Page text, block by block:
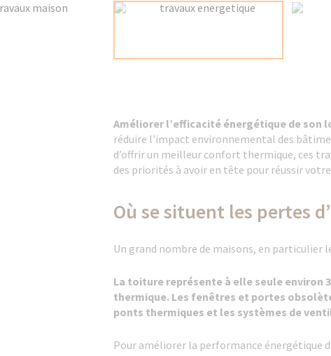
Améliorer l’efficacité énergétique de son
réduire l’impact environnemental des
d’offrir un meilleur confort thermique, ces
des priorités à avoir en tête pour réussir votre
Où se situent les pertes
Un grand nombre de maisons, en particulier
La toiture représente à elle seule environ
thermique. Les fenêtres et portes
ponts thermiques et les systèmes de
Pour améliorer la performance énergétique